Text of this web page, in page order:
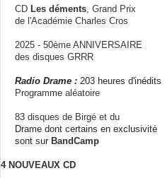
CD Les déments , Grand Prix
de l'Académie Charles Cros
2025 - 50ème ANNIVERSAIRE
des disques GRRR
Radio Drame : 203 heures d'inédits
Programme aléatoire
83 disques de Birgé et du
Drame dont certains en exclusivité
sont sur BandCamp
4 NOUVEAUX CD